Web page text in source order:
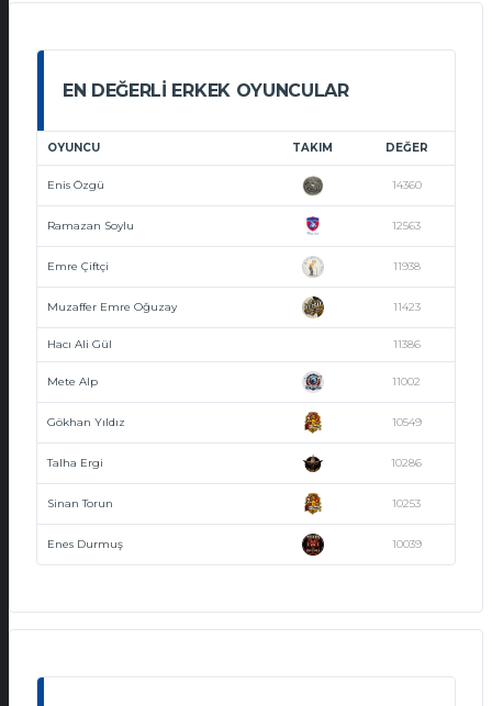
EN DEĞERLI ERKEK OYUNCULAR
OYUNCU TAKIM DEĞER
Enis Özgü 14360
Ramazan Soylu 12563
Emre Çiftçi 11938
Muzaffer Emre Oğuzay 11423
Hacı Ali Gül 11386
Mete Alp 11002
Gökhan Yıldız 10549
Talha Ergi 10286
Sinan Torun 10253
Enes Durmuş 10039